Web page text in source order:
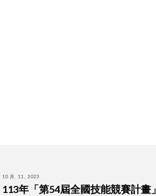
10 月. 11, 2023
113年「第54屆全國技能競賽計畫」